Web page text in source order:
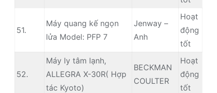
51.
Máy quang kế ngọn
lửa Model: PFP 7
Jenway –
Anh
Hoạt
động
tốt
52.
Máy ly tâm lạnh,
ALLEGRA X-30R( Hợp
tác Kyoto)
BECKMAN
COULTER
Hoạt
động
tốt